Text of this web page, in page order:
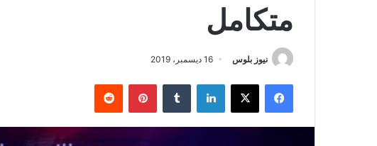
متكامل
نيوز بلوس 16 ديسمبر، 2019
فيسبوك X لينكدإن بينتيريست